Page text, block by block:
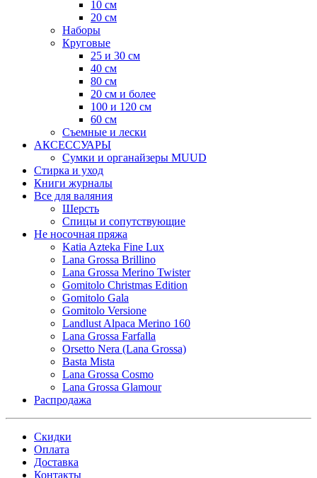
10 см
20 см
Наборы
Круговые
25 и 30 см
40 см
80 см
20 см и более
100 и 120 см
60 см
Съемные и лески
АКСЕССУАРЫ
Сумки и органайзеры MUUD
Стирка и уход
Книги журналы
Все для валяния
Шерсть
Спицы и сопутствующие
Не носочная пряжа
Katia Azteka Fine Lux
Lana Grossa Brillino
Lana Grossa Merino Twister
Gomitolo Christmas Edition
Gomitolo Gala
Gomitolo Versione
Landlust Alpaca Merino 160
Lana Grossa Farfalla
Orsetto Nera (Lana Grossa)
Basta Mista
Lana Grossa Cosmo
Lana Grossa Glamour
Распродажа
Скидки
Оплата
Доставка
Контакты